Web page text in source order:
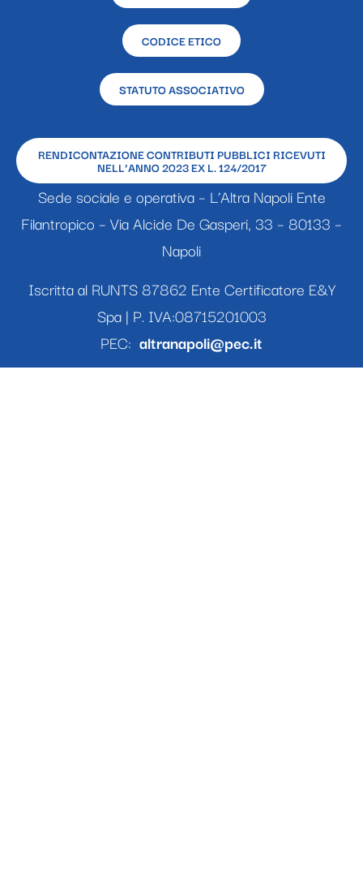
CODICE ETICO
STATUTO ASSOCIATIVO
RENDICONTAZIONE CONTRIBUTI PUBBLICI RICEVUTI
NELL’ANNO 2023 EX L. 124/2017
Sede sociale e operativa – L’Altra Napoli Ente
Filantropico – Via Alcide De Gasperi, 33 – 80133 –
Napoli
Iscritta al RUNTS 87862 Ente Certificatore E&Y
Spa | P. IVA:08715201003
PEC: altranapoli@pec.it